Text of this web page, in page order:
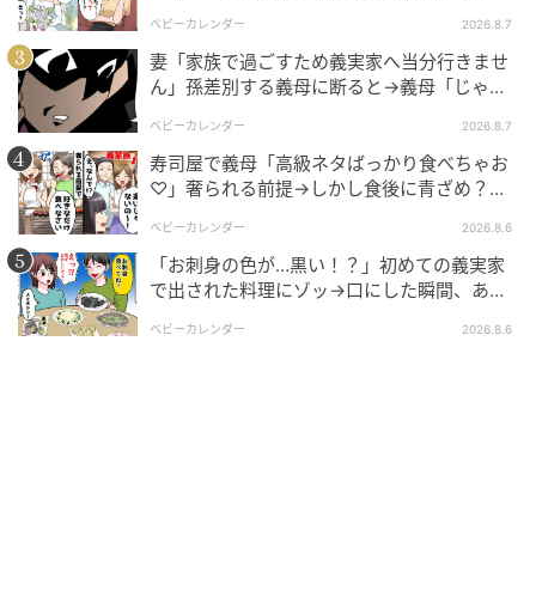
ママリ
ベビーカレンダー 2026.8.7
妻「家族で過ごすため義実家へ当分行きませ
ん」孫差別する義母に断ると→義母「じゃ
ベビーカレンダー 2026.8.7
寿司屋で義母「高級ネタばっかり食べちゃお
♡」奢られる前提→しかし食後に青ざめ？通
ベビーカレンダー 2026.8.6
「お刺身の色が…黒い！？」初めての義実家
で出された料理にゾッ→口にした瞬間、あ
ベビーカレンダー 2026.8.6